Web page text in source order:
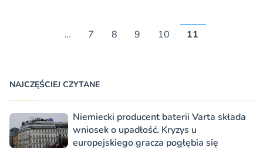
… 7 8 9 10 11
NAJCZĘŚCIEJ CZYTANE
Niemiecki producent baterii Varta składa
wniosek o upadłość. Kryzys u
europejskiego gracza pogłębia się